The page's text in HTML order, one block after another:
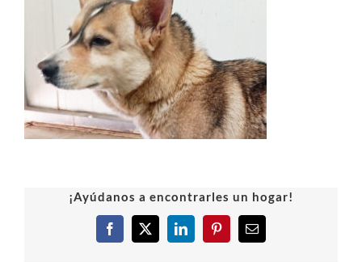
¡Ayúdanos a encontrarles un hogar!
Facebook
X LinkedInPinterestCorreo